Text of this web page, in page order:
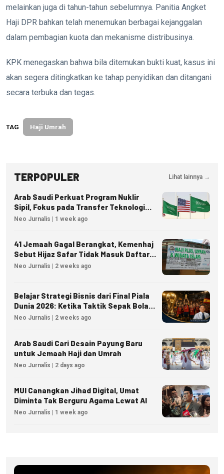
melainkan juga di tahun-tahun sebelumnya. Panitia Angket
Haji DPR bahkan telah menemukan berbagai kejanggalan
dalam pembagian kuota dan mekanisme distribusinya.
KPK menegaskan bahwa bila ditemukan bukti kuat, kasus ini
akan segera ditingkatkan ke tahap penyidikan dan ditangani
secara terbuka dan tegas.
TAG Haji Umrah
TERPOPULER Lihat lainnya →
Arab Saudi Perkuat Program Nuklir
Sipil, Fokus pada Transfer Teknologi
dan Kedaulatan Energi
Neo Jurnalis | 1 week ago
41 Jemaah Gagal Berangkat, Kemenhaj
Sebut Hijaz Safar Tidak Masuk Daftar
Resmi PPIU
Neo Jurnalis | 2 weeks ago
Belajar Strategi Bisnis dari Final Piala
Dunia 2026: Ketika Taktik Sepak Bola
Menjadi Inspirasi Kesuksesan Bisnis
Neo Jurnalis | 2 weeks ago
Arab Saudi Cari Desain Payung Baru
untuk Jemaah Haji dan Umrah
Neo Jurnalis | 2 days ago
MUI Canangkan Jihad Digital, Umat
Diminta Tak Berguru Agama Lewat AI
Neo Jurnalis | 1 week ago